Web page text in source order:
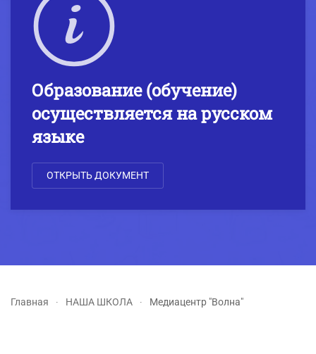
Образование (обучение)
осуществляется на русском
языке
ОТКРЫТЬ ДОКУМЕНТ
Главная НАША ШКОЛА Медиацентр "Волна"